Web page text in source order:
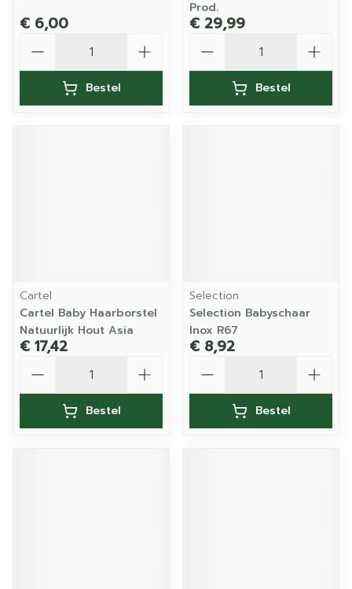
€ 6,00
Bestel
Prod.
€ 29,99
Bestel
Cartel
Cartel Baby Haarborstel
Natuurlijk Hout Asia
€ 17,42
Bestel
Selection
Selection Babyschaar
Inox R67
€ 8,92
Bestel